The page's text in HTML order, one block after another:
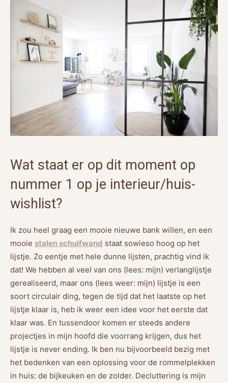
Wat staat er op dit moment op
nummer 1 op je interieur/huis-
wishlist?
Ik zou heel graag een mooie nieuwe bank willen, en een
mooie stalen schuifwand staat sowieso hoog op het
lijstje. Zo eentje met hele dunne lijsten, prachtig vind ik
dat! We hebben al veel van ons (lees: mijn) verlanglijstje
gerealiseerd, maar ons (lees weer: mijn) lijstje is een
soort circulair ding, tegen de tijd dat het laatste op het
lijstje klaar is, heb ik weer een idee voor het eerste dat
klaar was. En tussendoor komen er steeds andere
projectjes in mijn hoofd die voorrang krijgen, dus het
lijstje is never ending. Ik ben nu bijvoorbeeld bezig met
het bedenken van een oplossing voor de rommelplekken
in huis: de bijkeuken en de zolder. Decluttering is mijn